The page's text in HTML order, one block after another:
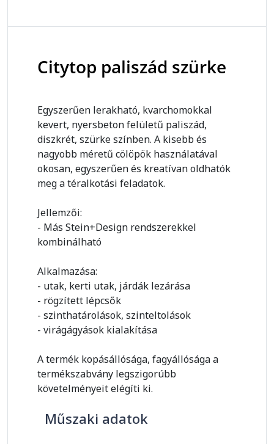
Citytop paliszád szürke
Egyszerűen lerakható, kvarchomokkal
kevert, nyersbeton felületű paliszád,
diszkrét, szürke színben. A kisebb és
nagyobb méretű cölöpök használatával
okosan, egyszerűen és kreatívan oldhatók
meg a téralkotási feladatok.
Jellemzői:
- Más Stein+Design rendszerekkel
kombinálható
Alkalmazása:
- utak, kerti utak, járdák lezárása
- rögzített lépcsők
- szinthatárolások, szinteltolások
- virágágyások kialakítása
A termék kopásállósága, fagyállósága a
termékszabvány legszigorúbb
követelményeit elégíti ki.
Műszaki adatok